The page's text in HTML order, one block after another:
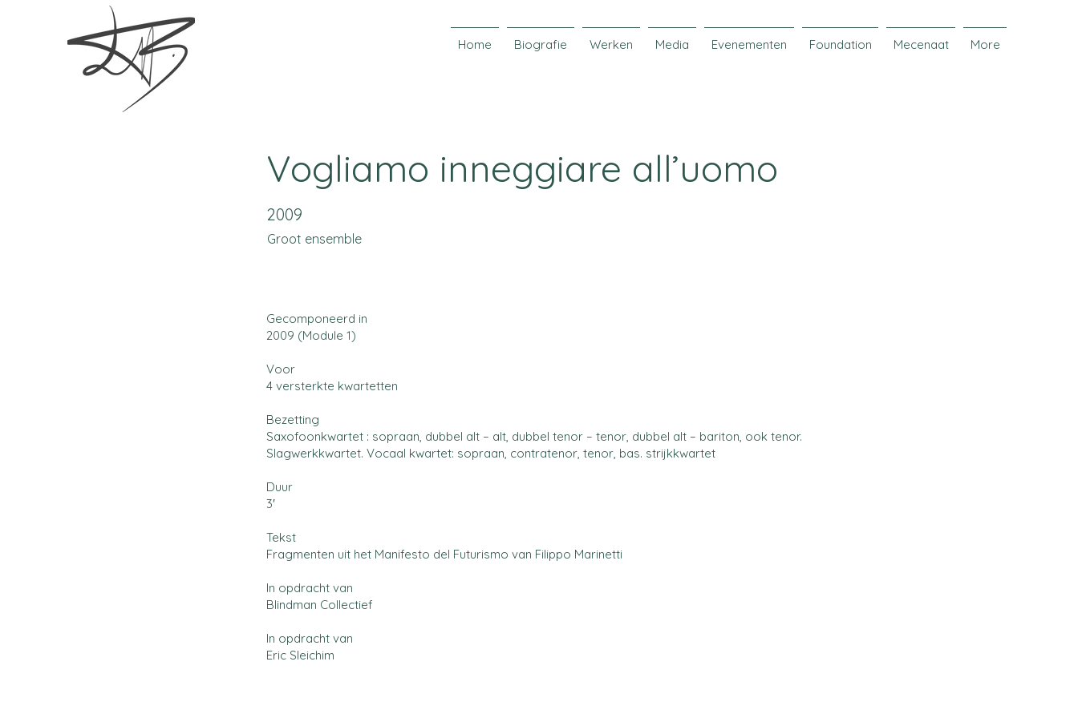
Home Biografie Werken Media Evenementen Foundation Mecenaat More
Vogliamo inneggiare all’uomo
2009
Groot ensemble
Gecomponeerd in
2009 (Module 1)
Voor
4 versterkte kwartetten
Bezetting
Saxofoonkwartet : sopraan, dubbel alt – alt, dubbel tenor – tenor, dubbel alt – bariton, ook tenor.
Slagwerkkwartet. Vocaal kwartet: sopraan, contratenor, tenor, bas. strijkkwartet
Duur
3′
Tekst
Fragmenten uit het Manifesto del Futurismo van Filippo Marinetti
In opdracht van
Blindman Collectief
In opdracht van
Eric Sleichim